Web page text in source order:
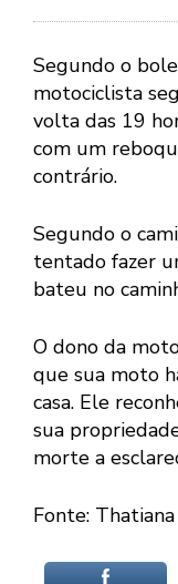
Segundo o
motociclista
volta das 19
com um
contrário.
Segundo o
tentado fazer
bateu no
O dono da
que sua moto
casa. Ele
sua
morte a
Fonte: